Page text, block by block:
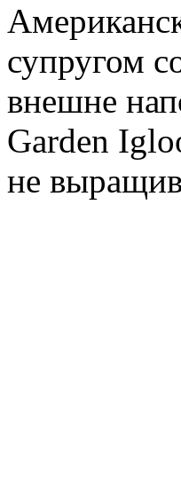
супругом
внешне
Garden
не